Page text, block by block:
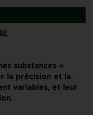
substances «
la précision et la
variables, et leur